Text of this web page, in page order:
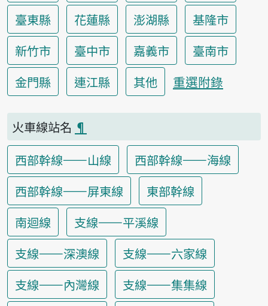
臺東縣
花蓮縣 澎湖縣
基隆市
新竹市
臺中市 嘉義市
臺南市
金門縣
連江縣 其他 重選附錄
火車線站名 ¶
西部幹線——山線
西部幹線——海線
西部幹線——屏東線
東部幹線
南迴線
支線——平溪線
支線——深澳線
支線——六家線
支線——內灣線
支線——集集線